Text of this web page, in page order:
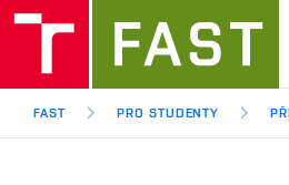
FAST PRO STUDENTY